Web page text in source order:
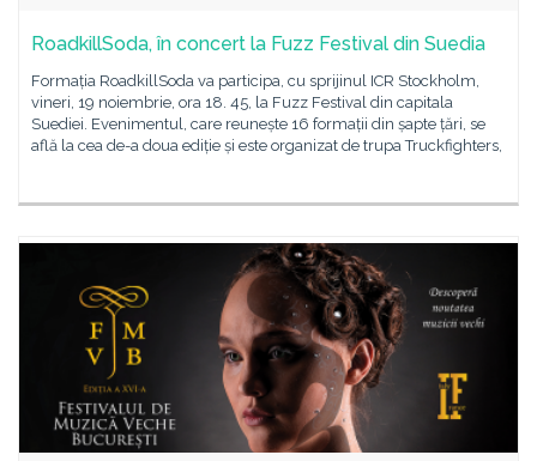
RoadkillSoda, în concert la Fuzz Festival din Suedia
Formația RoadkillSoda va participa, cu sprijinul ICR Stockholm,
vineri, 19 noiembrie, ora 18. 45, la Fuzz Festival din capitala
Suediei. Evenimentul, care reunește 16 formații din șapte țări, se
află la cea de-a doua ediție și este organizat de trupa Truckfighters,